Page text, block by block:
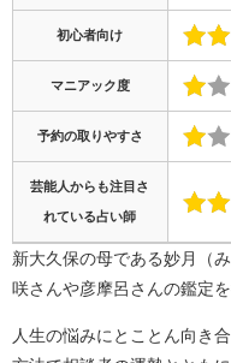
初心者向け
マニアック度
予約の取りやすさ
芸能人からも注目さ
れている占い師
新大久保の母である妙月（
咲さんや彦摩呂さんの鑑定
人生の悩みにとことん向き